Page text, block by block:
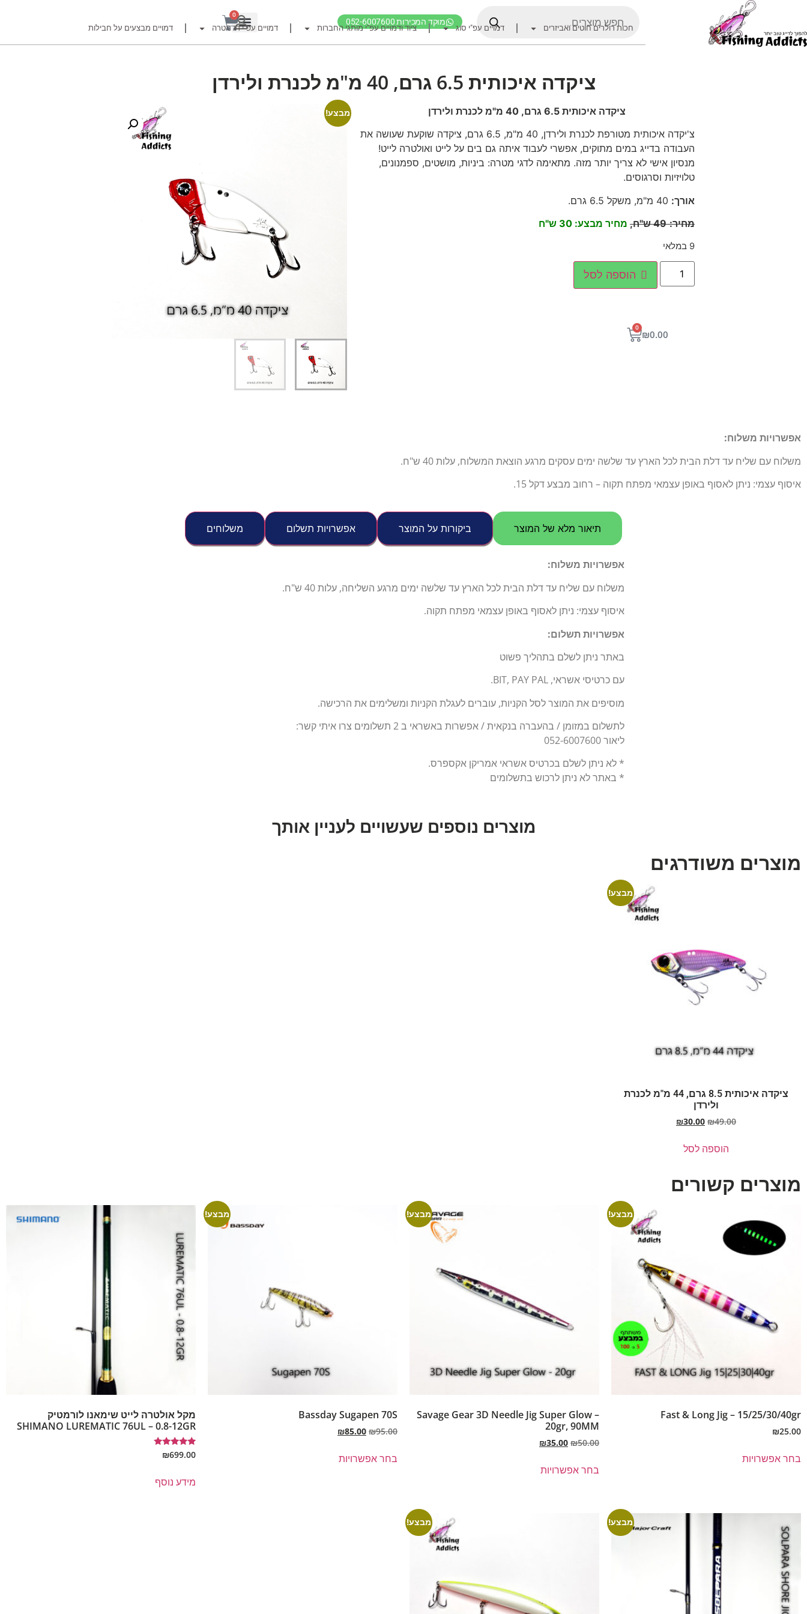
מוקד המכירות 052-6007600
דף הבית
דמויים מומלצים לדיג זרזור
חכות
רולרים
קרסי דייג ואביזרים מומלצים לדייג זרזור
חפש ציוד לפי מותג חברה
דיג – מאמרים בנושא דיג
0
חכות רולרים חוטים ואביזרים דמויים עפ"י סוג ציוד ודמויים עפ"י מותגי החברות דמויים עפ"י דג מטרה דמויים מבצעים על חבילות
ציקדה איכותית 6.5 גרם, 40 מ"מ לכנרת ולירדן
ציקדה איכותית 6.5 גרם, 40 מ"מ לכנרת ולירדן
צ'יקדה איכותית מטורפת לכנרת ולירדן, 40 מ"מ, 6.5 גרם, ציקדה שוקעת שעושה את
העבודה בדייג במים מתוקים, אפשרי לעבוד איתה גם בים על לייט ואולטרה לייט!
מנסיון אישי לא צריך יותר מזה. מתאימה לדגי מטרה: ביניות, מושטים, ספמנונים,
טלויזיות וסרגוסים.
אורך: מ"מ, משקל 6.5 גרם
.
מחיר:
49 ש"ח, מחיר מבצע: 30 ש"ח
9 במלאי
הוספה לסל
₪0.00
0
מבצע!
אפשרויות משלוח:
משלוח עם שליח עד דלת הבית לכל הארץ עד שלשה ימים עסקים מרגע הוצאת המשלוח, עלות 40 ש"ח.
איסוף עצמי: ניתן לאסוף באופן עצמאי מפתח תקוה – רחוב מבצע דקל 15.
תיאור מלא של המוצר ביקורות על המוצר אפשרויות תשלום משלוחים
אפשרויות משלוח:
משלוח עם שליח עד דלת הבית לכל הארץ עד שלשה ימים מרגע השליחה, עלות 40 ש"ח.
איסוף עצמי: ניתן לאסוף באופן עצמאי מפתח תקוה.
אפשרויות תשלום:
באתר ניתן לשלם בתהליך פשוט
עם כרטיסי אשראי, BIT, PAY PAL.
מוסיפים את המוצר לסל הקניות, עוברים לעגלת הקניות ומשלימים את הרכישה.
לתשלום במזומן / בהעברה בנקאית / אפשרות באשראי ב 2 תשלומים צרו איתי קשר:
ליאור 052-6007600
* לא ניתן לשלם בכרטיס אשראי אמריקן אקספרס.
* באתר לא ניתן לרכוש בתשלומים
מוצרים נוספים שעשויים לעניין אותך
מוצרים משודרגים
מבצע!
ציקדה איכותית 8.5 גרם, 44 מ"מ לכנרת
ולירדן
₪49.00
₪30.00
הוספה לסל
מוצרים קשורים
מבצע!
Fast & Long Jig – 15/25/30/40gr
₪25.00
בחר אפשרויות
מבצע!
Savage Gear 3D Needle Jig Super Glow –
20gr, 90MM
₪50.00
₪35.00
בחר אפשרויות
מבצע!
Bassday Sugapen 70S
₪95.00
₪85.00
בחר אפשרויות
מקל אולטרה לייט שימאנו לורמטיק
SHIMANO LUREMATIC 76UL – 0.8-12GR
דורג
5.00
₪699.00
מידע נוסף
מבצע! מבצע!